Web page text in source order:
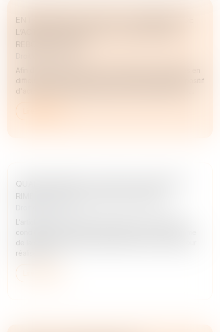
ENTREPRISES EN DIFFICULTÉ : BÉNÉFICIEZ DE
L’ACTIVITÉ PARTIELLE DE LONGUE DURÉE
REBOND (APLD-R)
Afin de protéger l’emploi des salariés des entreprises en
difficulté, la loi de finances pour 2025 introduit le dispositif
d'activité partielle de longue durée rebond (APLD-R)....
QUAND MARIAGE ET DROIT DES SOCIÉTÉS
RIMENT AVEC ASSOCIATION FORCÉE !
L’article 1832-2 du Code civil permet, sous certaines
conditions, au conjoint d’un époux marié sous le régime
de la communauté qui a utilisé des biens communs pour
réaliser un a...